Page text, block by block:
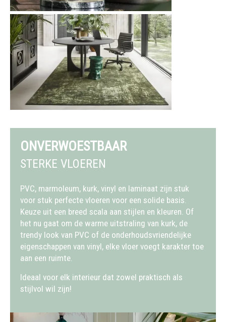
ONVERWOESTBAAR
STERKE VLOEREN
PVC, marmoleum, kurk, vinyl en laminaat zijn stuk
voor stuk perfecte vloeren voor een solide basis.
Keuze uit een breed scala aan stijlen en kleuren. Of
het nu gaat om de warme uitstraling van kurk, de
trendy look van PVC of de onderhoudsvriendelijke
eigenschappen van vinyl, elke vloer voegt karakter toe
aan een ruimte.
Ideaal voor elk interieur dat zowel praktisch als
stijlvol wil zijn!